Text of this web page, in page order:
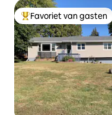
Topfavoriet van gasten
Favoriet van gasten